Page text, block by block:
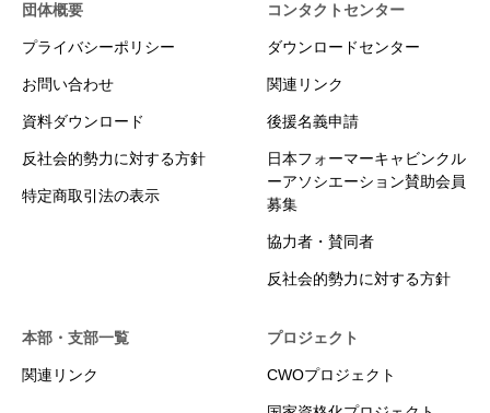
団体概要
プライバシーポリシー
お問い合わせ
資料ダウンロード
反社会的勢力に対する方針
特定商取引法の表示
コンタクトセンター
ダウンロードセンター
関連リンク
後援名義申請
日本フォーマーキャビンクル
ーアソシエーション賛助会員
募集
協力者・賛同者
反社会的勢力に対する方針
本部・支部一覧
関連リンク
プロジェクト
CWOプロジェクト